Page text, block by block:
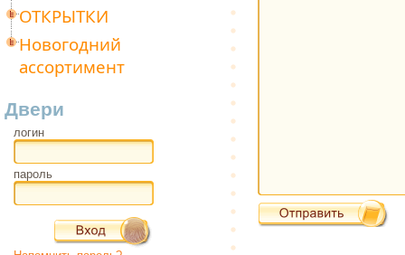
ОТКРЫТКИ
Новогодний
ассортимент
Двери
логин
пароль